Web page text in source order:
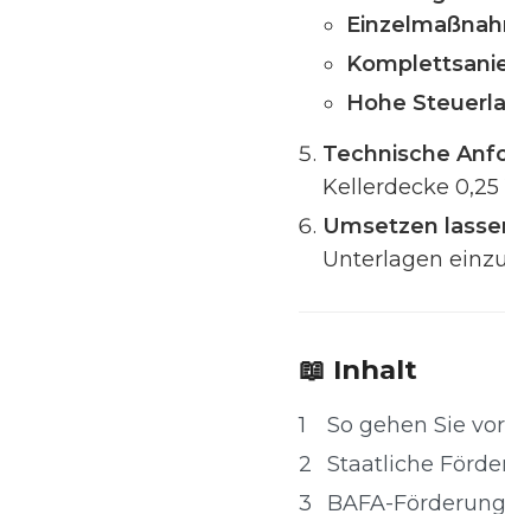
Hohe
Technische
Kellerdecke
Umsetzen
Unterlagen
📖 Inhalt
1
So gehen Sie vor
2
Staatliche
3
BAFA-